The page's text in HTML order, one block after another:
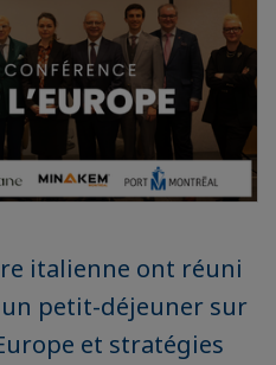
italienne ont réuni
petit-déjeuner sur
et stratégies